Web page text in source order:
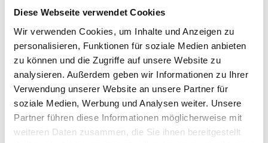
Diese Webseite verwendet Cookies
Wir verwenden Cookies, um Inhalte und Anzeigen zu
personalisieren, Funktionen für soziale Medien anbieten
zu können und die Zugriffe auf unsere Website zu
analysieren. Außerdem geben wir Informationen zu Ihrer
Verwendung unserer Website an unsere Partner für
soziale Medien, Werbung und Analysen weiter. Unsere
Partner führen diese Informationen möglicherweise mit
weiteren Daten zusammen, die Sie ihnen bereitgestellt
Download
PDF12 MIB
Linienkarte
PDF 233 KIB
Mini-Fahrplan